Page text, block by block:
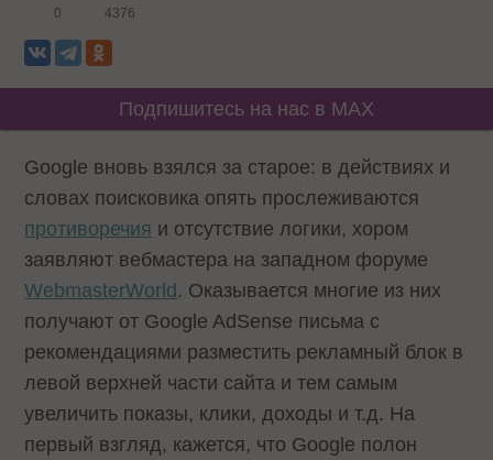
0 4376
Подпишитесь на нас в MAX
Google вновь взялся за старое: в действиях и
словах поисковика опять прослеживаются
противоречия и отсутствие логики, хором
заявляют вебмастера на западном форуме
WebmasterWorld . Оказывается многие из них
получают от Google AdSense письма с
рекомендациями разместить рекламный блок в
левой верхней части сайта и тем самым
увеличить показы, клики, доходы и т.д. На
первый взгляд, кажется, что Google полон